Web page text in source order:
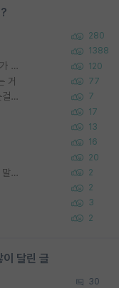
280
1388
대학원생들 교수에게 가스라이팅 당한 것은 이해가 갑니다. 안타깝네요. 120
거 77
왜 후배가 못하는걸 교수님은 내 책임으로 돌리는걸까요? 7
17
13
16
20
타대학원 컨텍 준비중인데, 지도교수님께는 언제 말씀드려야 할까요? 2
2
3
2
달린 글
30